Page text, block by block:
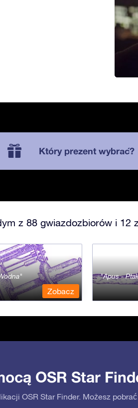
Który prezent wybrać?
z 88 gwiazdozbiorów i 12
Zobacz
Apus -
OSR Star
OSR Star Finder. Możesz